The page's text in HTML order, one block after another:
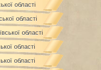
області
області
області
області
області